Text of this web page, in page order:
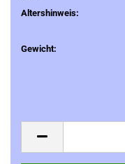
Altershinweis:
Gewicht: